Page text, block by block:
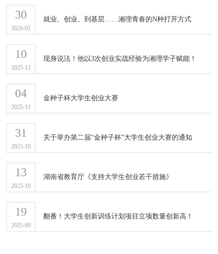
30
2026-01
就业、创业、到基层……湘理青春的N种打开方式
10
2025-12
现身说法！他以3次创业实战经验为湘理学子赋能！
04
2025-11
金种子杯大学生创业大赛
31
2025-10
关于举办第二届“金种子杯”大学生创业大赛的通知
13
2025-10
湖南省教育厅《支持大学生创业若干措施》
19
2025-09
翻番！大学生创新训练计划项目立项数量创新高！